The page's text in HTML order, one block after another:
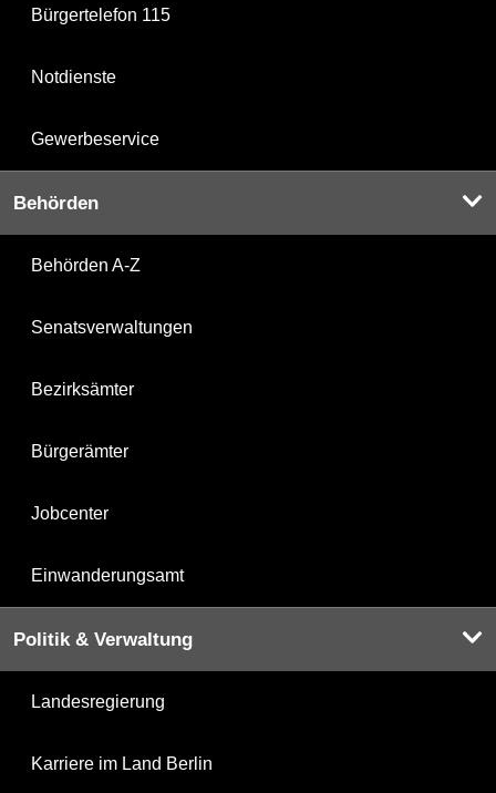
Bürgertelefon 115
Notdienste
Gewerbeservice
Behörden
Behörden A-Z
Senatsverwaltungen
Bezirksämter
Bürgerämter
Jobcenter
Einwanderungsamt
Politik & Verwaltung
Landesregierung
Karriere im Land Berlin